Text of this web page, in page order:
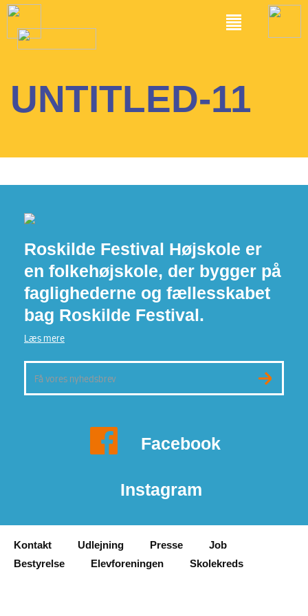
UNTITLED-11
Roskilde Festival Højskole er
en folkehøjskole, der bygger på
faglighederne og fællesskabet
bag Roskilde Festival.
Læs mere
Facebook
Instagram
Kontakt Udlejning Presse
Job
Bestyrelse
Elevforeningen Skolekreds